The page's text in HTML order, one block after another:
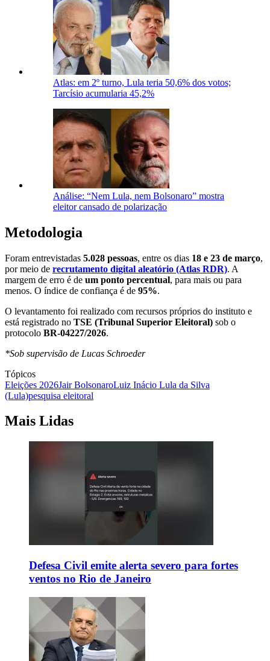
Atlas: em 2º turno, Lula teria 50,6% dos votos;
Tarcísio acumularia 45,2%
Análise: “Nem Lula, nem Bolsonaro” mostra
eleitor cansado de polarização
Metodologia
Foram entrevistadas 5.028 pessoas, entre os dias 18 e 23 de março,
por meio de recrutamento digital aleatório (Atlas RDR). A
margem de erro é de um ponto percentual, para mais ou para
menos. O índice de confiança é de 95%.
O levantamento foi realizado com recursos próprios do instituto e
está registrado no TSE (Tribunal Superior Eleitoral) sob o
protocolo BR-04227/2026.
*Sob supervisão de Lucas Schroeder
Tópicos
Eleições 2026Jair BolsonaroLuiz Inácio Lula da Silva
(Lula)pesquisa eleitoral
Mais Lidas
Defesa Civil emite alerta severo para fortes
ventos no Rio de Janeiro